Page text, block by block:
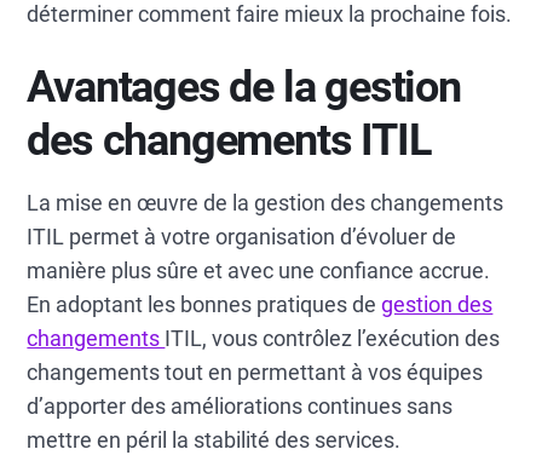
déterminer comment faire mieux la prochaine fois.
Avantages de la gestion
des changements ITIL
La mise en œuvre de la gestion des changements
ITIL permet à votre organisation d’évoluer de
manière plus sûre et avec une confiance accrue.
En adoptant les bonnes pratiques degestion des
changements ITIL, vous contrôlez l’exécution des
changements tout en permettant à vos équipes
d’apporter des améliorations continues sans
mettre en péril la stabilité des services.